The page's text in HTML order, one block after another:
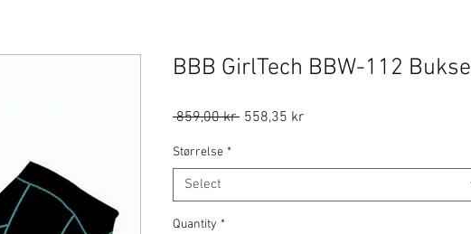
BBB GirlTech BBW-112 Bukse
859,00 kr Regular
558,35 krSale
Størrelse *
Select
Quantity *